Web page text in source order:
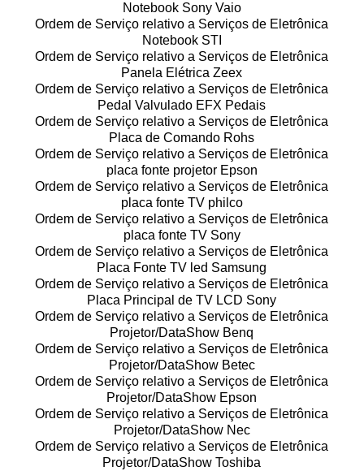
Notebook Sony Vaio
Ordem de Serviço relativo a Serviços de Eletrônica
Notebook STI
Ordem de Serviço relativo a Serviços de Eletrônica
Panela Elétrica Zeex
Ordem de Serviço relativo a Serviços de Eletrônica
Pedal Valvulado EFX Pedais
Ordem de Serviço relativo a Serviços de Eletrônica
Placa de Comando Rohs
Ordem de Serviço relativo a Serviços de Eletrônica
placa fonte projetor Epson
Ordem de Serviço relativo a Serviços de Eletrônica
placa fonte TV philco
Ordem de Serviço relativo a Serviços de Eletrônica
placa fonte TV Sony
Ordem de Serviço relativo a Serviços de Eletrônica
Placa Fonte TV led Samsung
Ordem de Serviço relativo a Serviços de Eletrônica
Placa Principal de TV LCD Sony
Ordem de Serviço relativo a Serviços de Eletrônica
Projetor/DataShow Benq
Ordem de Serviço relativo a Serviços de Eletrônica
Projetor/DataShow Betec
Ordem de Serviço relativo a Serviços de Eletrônica
Projetor/DataShow Epson
Ordem de Serviço relativo a Serviços de Eletrônica
Projetor/DataShow Nec
Ordem de Serviço relativo a Serviços de Eletrônica
Projetor/DataShow Toshiba